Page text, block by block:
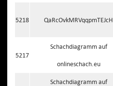
5218 QaRcOvkMRVqqpmTEJcH
5217
Schachdiagramm auf
onlineschach.eu
Schachdiagramm auf